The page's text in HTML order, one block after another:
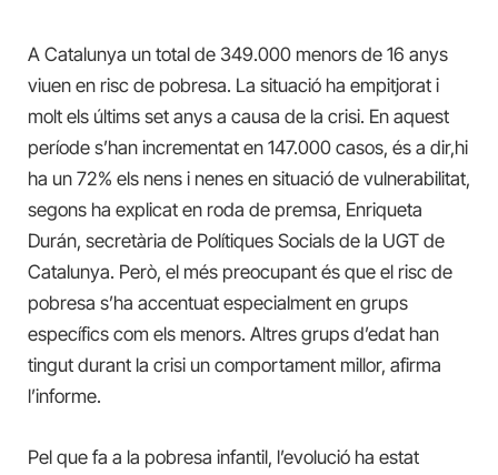
A Catalunya un total de 349.000 menors de 16 anys
viuen en risc de pobresa. La situació ha empitjorat i
molt els últims set anys a causa de la crisi. En aquest
període s’han incrementat en 147.000 casos, és a dir,hi
ha un 72% els nens i nenes en situació de vulnerabilitat,
segons ha explicat en roda de premsa, Enriqueta
Durán, secretària de Polítiques Socials de la UGT de
Catalunya. Però, el més preocupant és que el risc de
pobresa s’ha accentuat especialment en grups
específics com els menors. Altres grups d’edat han
tingut durant la crisi un comportament millor, afirma
l’informe.
Pel que fa a la pobresa infantil, l’evolució ha estat